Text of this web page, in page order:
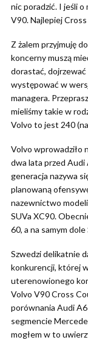
nic poradzić. I jeśli
V90. Najlepiej
Z żalem przyjmuję
koncerny muszą
dorastać, dojrzewać
występować w
managera.
mieliśmy takie w
Volvo to jest 240
Volvo wprowadziło
dwa lata przed
generacja nazywa
planowaną
nazewnictwo
SUVa XC90.
60, a na samym
Szwedzi delikatnie
konkurencji, której
uterenowionego
Volvo V90 Cross
porównania Audi
segmencie
mogłem w to